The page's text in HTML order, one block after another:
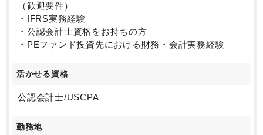
（歓迎要件）
・IFRS実務経験
・公認会計士資格をお持ちの方
・PEファンド投資先における財務・会計実務経験
活かせる資格
公認会計士/USCPA
勤務地